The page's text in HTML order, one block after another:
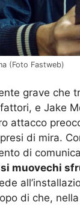
(Foto Fastweb)
grave che
e Jake
attacco
di mira.
di
si muovechi
di che,